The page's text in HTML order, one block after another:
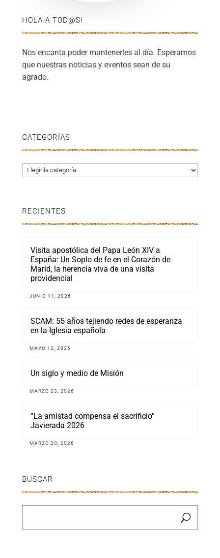
HOLA A TOD@S!
Nos encanta poder mantenerles al día. Esperamos
que nuestras noticias y eventos sean de su
agrado.
CATEGORÍAS
Categorías
RECIENTES
Visita apostólica del Papa León XIV a
España: Un Soplo de fe en el Corazón de
Marid, la herencia viva de una visita
providencial
JUNIO 11, 2026
SCAM: 55 años tejiendo redes de esperanza
en la Iglesia española
MAYO 12, 2026
Un siglo y medio de Misión
MARZO 23, 2026
“La amistad compensa el sacrificio”
Javierada 2026
MARZO 20, 2026
BUSCAR